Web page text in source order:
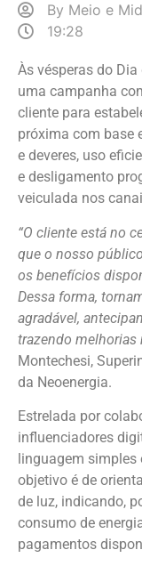
By Meio e
19:28
Às vésperas do
uma campanha
cliente para
próxima com base
e deveres, uso
e desligamento
veiculada nos
“O cliente está no
que o nosso
os benefícios
Dessa forma,
agradável,
trazendo melhorias
Montechesi,
da Neoenergia.
Estrelada por
influenciadores
linguagem simples
objetivo é de
de luz, indicando,
consumo de
pagamentos